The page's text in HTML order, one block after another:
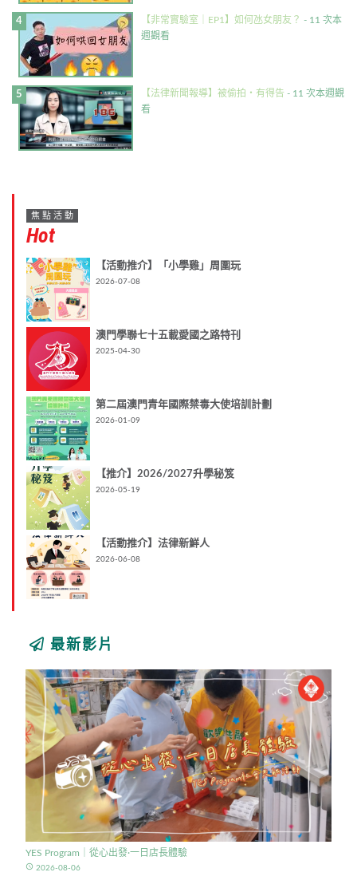
【非常實驗室｜EP1】如何氹女朋友？ - 11 次本
週觀看
【法律新聞報導】被偷拍・有得告 - 11 次本週觀
看
焦點活動
Hot
【活動推介】「小學雞」周圍玩
2026-07-08
澳門學聯七十五載愛國之路特刊
2025-04-30
第二屆澳門青年國際禁毒大使培訓計劃
2026-01-09
【推介】2026/2027升學秘笈
2026-05-19
【活動推介】法律新鮮人
2026-06-08
最新影片
YES Program｜從心出發·一日店長體驗
access_time 2026-08-06